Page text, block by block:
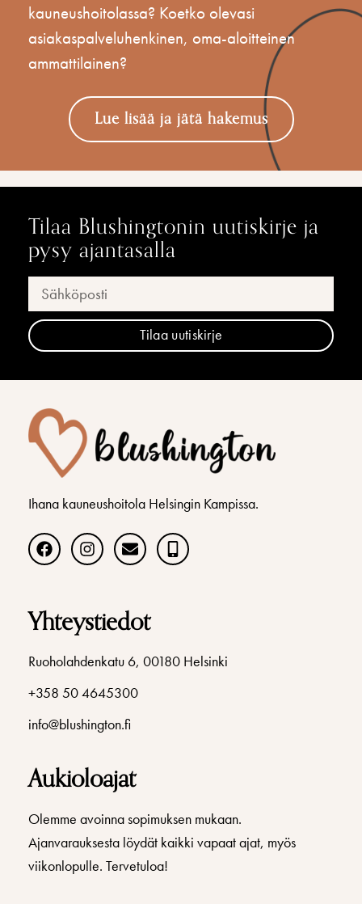
kauneushoitolassa? Koetko olevasi
asiakaspalveluhenkinen, oma-aloitteinen
ammattilainen?
Lue lisää ja jätä hakemus
Tilaa Blushingtonin uutiskirje ja
pysy ajantasalla
Tilaa uutiskirje
Ihana kauneushoitola Helsingin Kampissa.
Yhteystiedot
Ruoholahdenkatu 6, 00180 Helsinki
+358 50 4645300
info@blushington.fi
Aukioloajat
Olemme avoinna sopimuksen mukaan.
Ajanvarauksesta löydät kaikki vapaat ajat, myös
viikonlopulle. Tervetuloa!